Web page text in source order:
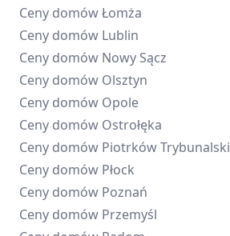
Ceny domówŁomża
Ceny domów Lublin
Ceny domów Nowy Sącz
Ceny domów Olsztyn
Ceny domów Opole
Ceny domów Ostrołęka
Ceny domów Piotrków Trybunalski
Ceny domów Płock
Ceny domów Poznań
Ceny domów Przemyśl